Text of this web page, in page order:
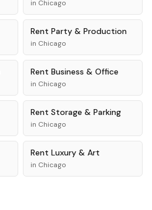
in Chicago
Rent Party & Production
in Chicago
Rent Business & Office
in Chicago
Rent Storage & Parking
in Chicago
Rent Luxury & Art
in Chicago